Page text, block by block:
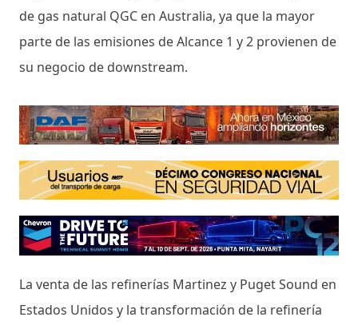
de gas natural QGC en Australia, ya que la mayor
parte de las emisiones de Alcance 1 y 2 provienen de
su negocio de downstream.
La venta de las refinerías Martinez y Puget Sound en
Estados Unidos y la transformación de la refinería